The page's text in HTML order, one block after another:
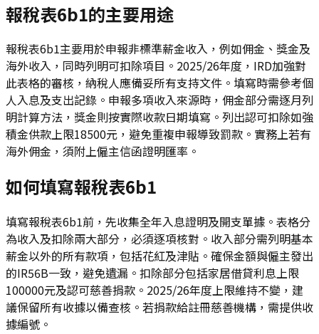
報稅表6b1的主要用途
報稅表6b1主要用於申報非標準薪金收入，例如佣金、獎金及
海外收入，同時列明可扣除項目。2025/26年度，IRD加強對
此表格的審核，納稅人應備妥所有支持文件。填寫時需參考個
人入息及支出記錄。申報多項收入來源時，佣金部分需逐月列
明計算方法，獎金則按實際收款日期填寫。列出認可扣除如強
積金供款上限18500元，避免重複申報導致罰款。實務上若有
海外佣金，須附上僱主信函證明匯率。
如何填寫報稅表6b1
填寫報稅表6b1前，先收集全年入息證明及開支單據。表格分
為收入及扣除兩大部分，必須逐項核對。收入部分需列明基本
薪金以外的所有款項，包括花紅及津貼。確保金額與僱主發出
的IR56B一致，避免遺漏。扣除部分包括家居借貸利息上限
100000元及認可慈善捐款。2025/26年度上限維持不變，建
議保留所有收據以備查核。若捐款給註冊慈善機構，需提供收
據編號。